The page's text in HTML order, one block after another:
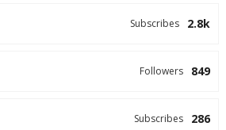
2.8k
Subscribes
849
Followers
286
Subscribes